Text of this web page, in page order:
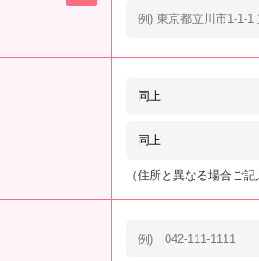
（住所と異なる場合ご記